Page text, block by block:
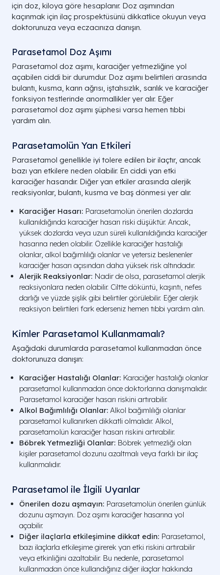
için doz, kiloya göre hesaplanır. Doz aşımından
kaçınmak için ilaç prospektüsünü dikkatlice okuyun veya
doktorunuza veya eczacınıza danışın.
Parasetamol Doz Aşımı
Parasetamol doz aşımı, karaciğer yetmezliğine yol
açabilen ciddi bir durumdur. Doz aşımı belirtileri arasında
bulantı, kusma, karın ağrısı, iştahsızlık, sarılık ve karaciğer
fonksiyon testlerinde anormallikler yer alır. Eğer
parasetamol doz aşımı şüphesi varsa hemen tıbbi
yardım alın.
Parasetamolün Yan Etkileri
Parasetamol genellikle iyi tolere edilen bir ilaçtır, ancak
bazı yan etkilere neden olabilir. En ciddi yan etki
karaciğer hasarıdır. Diğer yan etkiler arasında alerjik
reaksiyonlar, bulantı, kusma ve baş dönmesi yer alır.
Karaciğer Hasarı: Parasetamolün önerilen dozlarda
kullanıldığında karaciğer hasarı riski düşüktür. Ancak,
yüksek dozlarda veya uzun süreli kullanıldığında karaciğer
hasarına neden olabilir. Özellikle karaciğer hastalığı
olanlar, alkol bağımlılığı olanlar ve yetersiz beslenenler
karaciğer hasarı açısından daha yüksek risk altındadır.
Alerjik Reaksiyonlar: Nadir de olsa, parasetamol alerjik
reaksiyonlara neden olabilir. Ciltte döküntü, kaşıntı, nefes
darlığı ve yüzde şişlik gibi belirtiler görülebilir. Eğer alerjik
reaksiyon belirtileri fark ederseniz hemen tıbbi yardım alın.
Kimler Parasetamol Kullanmamalı?
Aşağıdaki durumlarda parasetamol kullanmadan önce
doktorunuza danışın:
Karaciğer Hastalığı Olanlar: Karaciğer hastalığı olanlar
parasetamol kullanmadan önce doktorlarına danışmalıdır.
Parasetamol karaciğer hasarı riskini artırabilir.
Alkol Bağımlılığı Olanlar: Alkol bağımlılığı olanlar
parasetamol kullanırken dikkatli olmalıdır. Alkol,
parasetamolün karaciğer hasarı riskini artırabilir.
Böbrek Yetmezliği Olanlar: Böbrek yetmezliği olan
kişiler parasetamol dozunu azaltmalı veya farklı bir ilaç
kullanmalıdır.
Parasetamol ile İlgili Uyarılar
Önerilen dozu aşmayın: Parasetamolün önerilen günlük
dozunu aşmayın. Doz aşımı karaciğer hasarına yol
açabilir.
Diğer ilaçlarla etkileşimine dikkat edin: Parasetamol,
bazı ilaçlarla etkileşime girerek yan etki riskini artırabilir
veya etkinliğini azaltabilir. Bu nedenle, parasetamol
kullanmadan önce kullandığınız diğer ilaçlar hakkında